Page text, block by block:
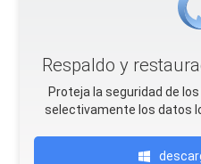
Respaldo y
Proteja la seguridad de
selectivamente los datos